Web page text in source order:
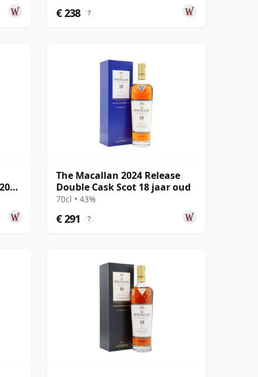
€ 238 ?
The Macallan 2024 Release
Double Cask Scot 18 jaar oud
70cl • 43%
€ 291 ?